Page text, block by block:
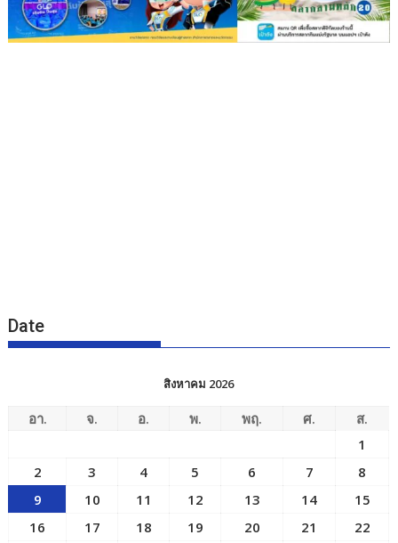
Date
สิงหาคม 2026
อา. จ. อ. พ. พฤ. ศ.
ส.
1
2
3 4 5 6 7
8
9
10 11 12 13 14
15
16
17 18 19 20 21
22